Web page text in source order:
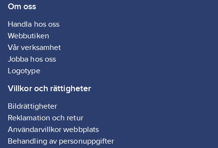
Om oss
Handla hos oss
Webbutiken
Vår verksamhet
Jobba hos oss
Logotype
Villkor och rättigheter
Bildrättigheter
Reklamation och retur
Användarvillkor webbplats
Behandling av personuppgifter